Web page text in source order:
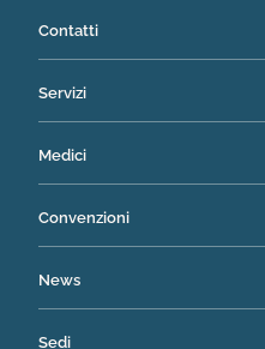
Contatti
Servizi
Medici
Convenzioni
News
Sedi